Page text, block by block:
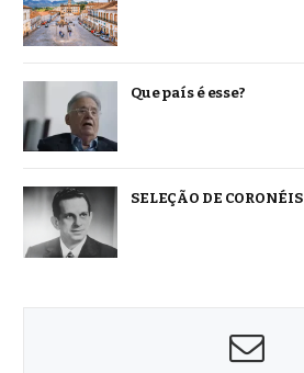
Que país é esse?
SELEÇÃO DE CORONÉIS